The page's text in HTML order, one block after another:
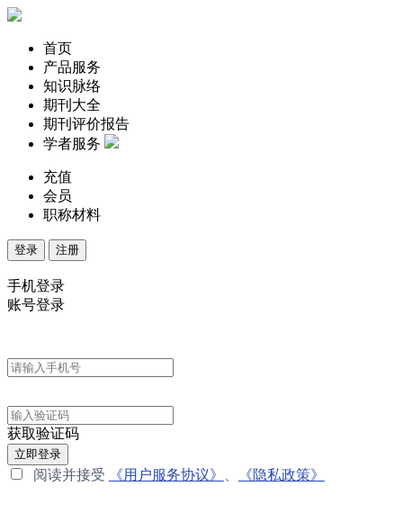
首页
产品服务
知识脉络
期刊大全
期刊评价报告
学者服务
充值
会员
职称材料
登录 注册
手机登录
账号登录
获取验证码
立即登录
阅读并接受 《用户服务协议》 《隐私政策》